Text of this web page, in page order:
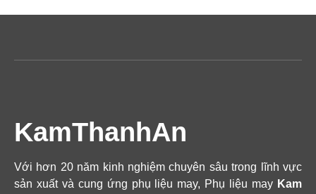
KamThanhAn
Với hơn 20 năm kinh nghiệm chuyên sâu trong lĩnh vực
sản xuất và cung ứng phụ liệu may, Phụ liệu may Kam